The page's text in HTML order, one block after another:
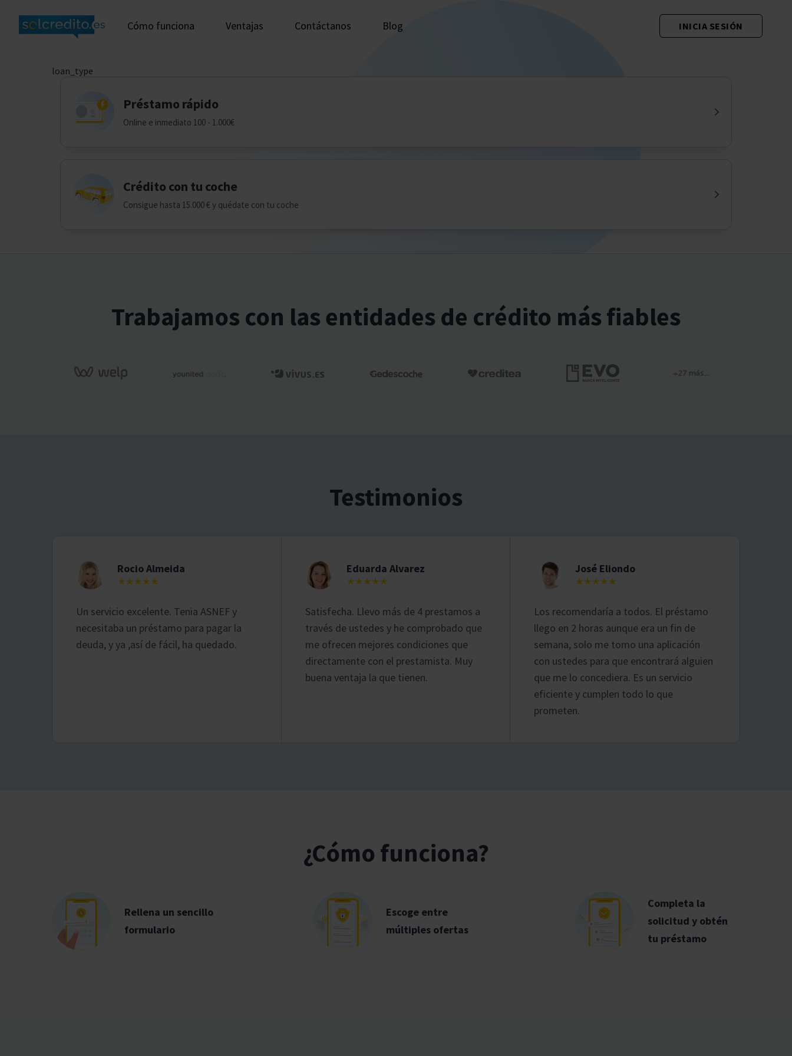
Cómo funciona Ventajas Contáctanos Blog INICIA SESIÓN
loan_type
Préstamo rápido
Online e inmediato 100 - 1.000€
Crédito con tu coche
Consigue hasta 15.000 € y quédate con tu coche
Trabajamos con las entidades de crédito más fiables
Testimonios
Rocio Almeida
★★★★★
Un servicio excelente. Tenia ASNEF y
necesitaba un préstamo para pagar la
deuda, y ya ,así de fácil, ha quedado.
Eduarda Alvarez
★★★★★
Satisfecha. Llevo más de 4 prestamos a
través de ustedes y he comprobado que
me ofrecen mejores condiciones que
directamente con el prestamista. Muy
buena ventaja la que tienen.
José Eliondo
★★★★★
Los recomendaría a todos. El préstamo
llego en 2 horas aunque era un fin de
semana, solo me tomo una aplicación
con ustedes para que encontrará alguien
que me lo concediera. Es un servicio
eficiente y cumplen todo lo que
prometen.
¿Cómo funciona?
Rellena un sencillo
formulario
Escoge entre
múltiples ofertas
Completa la
solicitud y obtén
tu préstamo